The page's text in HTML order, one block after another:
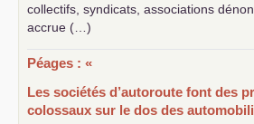
collectifs, syndicats, associations
accrue (…)
Péages : «
Les sociétés d’autoroute font des
colossaux sur le dos des